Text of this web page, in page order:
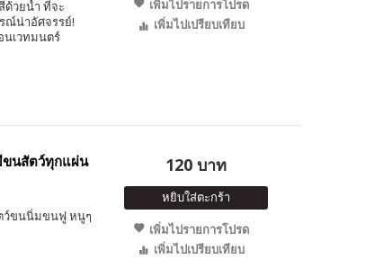
ด้วยน้ำ ที่จะ
ณ์น่าอัศจรรย์!
นเวทมนตร์
เพิ่มไปรายการโปรด
เพิ่มไปเปรียบเทียบ
นสัตว์ทุกแผ่น
ว์ขนนิ่มขนฟู หนูๆ
120 บาท
หยิบใส่ตะกร้า
เพิ่มไปรายการโปรด
เพิ่มไปเปรียบเทียบ